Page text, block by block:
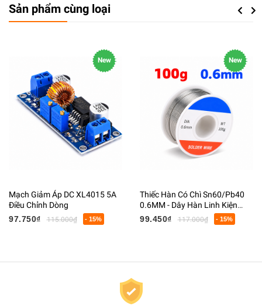
Sản phẩm cùng loại Previous
New
Mạch Giảm Áp DC XL4015 5A
Điều Chỉnh Dòng
97.750₫
115.000₫ - 15%
New
Thiếc Hàn Có Chì Sn60/Pb40
0.6MM - Dây Hàn Linh Kiện
Điện Tử Có Lõi Flux
99.450₫ 117.000₫ - 15%
Next